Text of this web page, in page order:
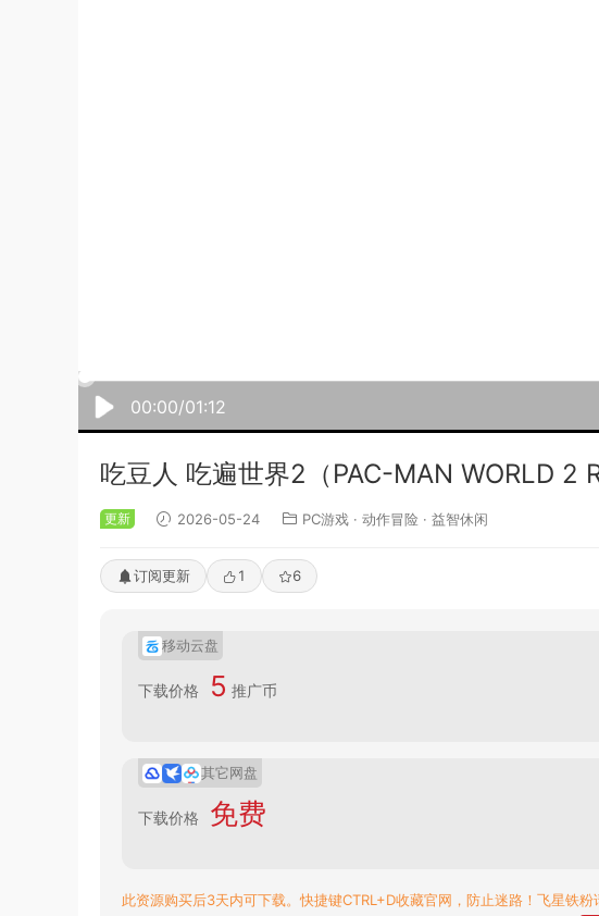
00:00/01:12
吃豆人 吃遍世界2（PAC-MAN WORLD
更新 2026-05-24 PC游戏 · 动作冒险 · 益智休闲
订阅更新 1 6
移动云盘
下载价格 5 推广币
其它网盘
下载价格 免费
此资源购买后3天内可下载。快捷键CTRL+D收藏官网，防止迷路！飞星铁